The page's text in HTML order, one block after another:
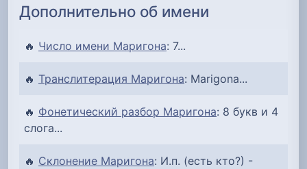
Дополнительно об имени
🔥 Число имени Маригона: 7...
🔥 Транслитерация Маригона: Marigona...
🔥 Фонетический разбор Маригона: 8 букв и 4
слога...
🔥 Склонение Маригона: И.п. (есть кто?) -